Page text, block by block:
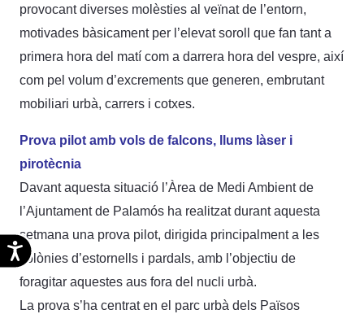
Accesibilidad
provocant diverses molèsties al veïnat de l’entorn,
motivades bàsicament per l’elevat soroll que fan tant a
primera hora del matí com a darrera hora del vespre, així
com pel volum d’excrements que generen, embrutant
mobiliari urbà, carrers i cotxes.
Prova pilot amb vols de falcons, llums làser i
pirotècnia
Davant aquesta situació l’Àrea de Medi Ambient de
l’Ajuntament de Palamós ha realitzat durant aquesta
setmana una prova pilot, dirigida principalment a les
colònies d’estornells i pardals, amb l’objectiu de
foragitar aquestes aus fora del nucli urbà.
La prova s’ha centrat en el parc urbà dels Països